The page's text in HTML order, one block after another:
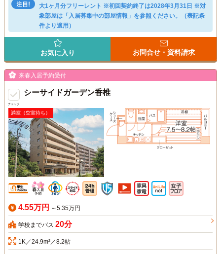
大1ヶ月分フリーレント ※初回契約終了は2028年3月31日 ※対
象部屋は「入居募集中の部屋情報」を参照ください。（表記条
件より適用）
お気に入り お問合せ・資料請求
チェック
来春入居予約受付
シーサイドガーデン香椎
満室（空室待ち）
4.55万円 ～5.35万円
学校までバス 20分
1K／24.9m²／8.2帖